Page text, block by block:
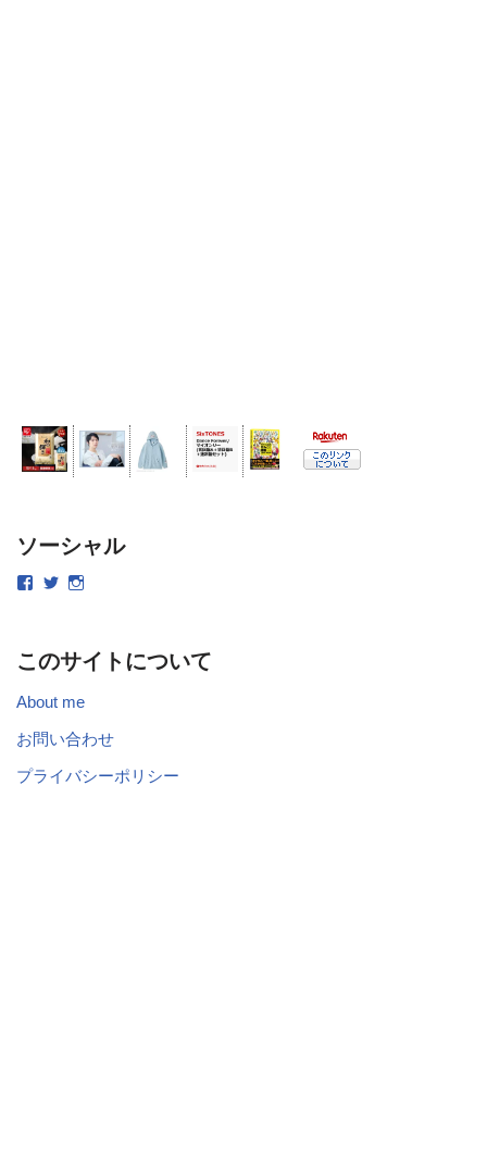
ソーシャル
このサイトについて
About me
お問い合わせ
プライバシーポリシー